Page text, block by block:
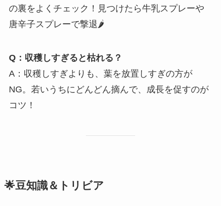
の裏をよくチェック！見つけたら牛乳スプレーや
唐辛子スプレーで撃退🌶️
Q：収穫しすぎると枯れる？
A：収穫しすぎよりも、葉を放置しすぎの方が
NG。若いうちにどんどん摘んで、成長を促すのが
コツ！
🌟豆知識＆トリビア